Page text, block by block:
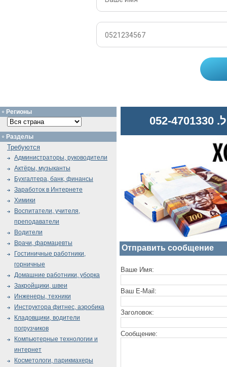
Отправить сообщение
Ваше Имя:
Ваш E-Mail:
Заголовок:
Сообщение:
Регионы
Разделы
Требуются
Администраторы, руководители
Актёры, музыканты
Бухгалтера, банк, финансы
Заработок в Интернете
Химики
Воспитатели, учителя,
преподаватели
Водители
Врачи, фармацевты
Гостиничные работники,
горничные
Домашние работники, уборка
Закройщики, швеи
Инженеры, техники
Инструктора фитнес, аэробика
Кладовщики, водители
погрузчиков
Компьютерные технологии и
интернет
Косметологи, парикмахеры